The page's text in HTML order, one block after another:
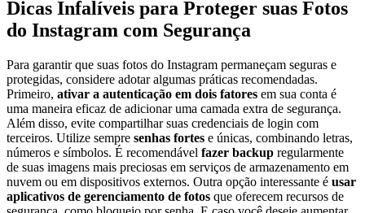
Dicas Infalíveis para Proteger suas‌ Fotos
do Instagram com Segurança
Para⁢ garantir que suas fotos do ​Instagram permaneçam seguras e
protegidas, considere ⁢adotar algumas práticas recomendadas.
Primeiro, ativar a autenticação ⁤em dois fatores em sua conta é
uma maneira eficaz de adicionar uma camada extra de segurança.
‍Além disso, evite compartilhar suas credenciais de login com
terceiros. Utilize sempre senhas fortes e únicas, combinando letras,
números e símbolos. É recomendável fazer backup regularmente ​
de suas imagens mais ‌preciosas em serviços ⁢de armazenamento em
nuvem ou em dispositivos externos. Outra opção interessante é usar
aplicativos de gerenciamento de fotos que oferecem recursos de